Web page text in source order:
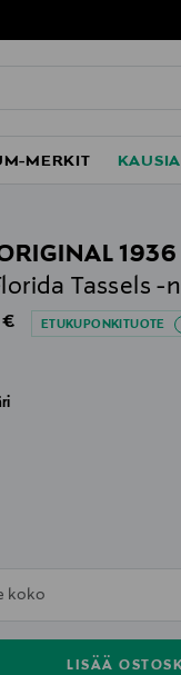
MERKIT
Tassels
Price
€ ETUKUPONKITUOTE
koko
LISÄÄ